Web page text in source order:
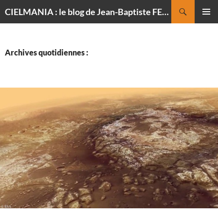
CIELMANIA : le blog de Jean-Baptiste FELDMANN, photographe du ciel
Archives quotidiennes :